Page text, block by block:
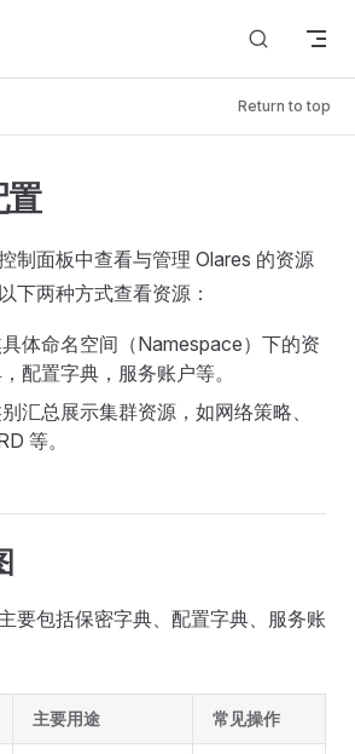
Return to top
置
制面板中查看与管理 Olares 的资源
下两种方式查看资源：
具体命名空间（Namespace）下的资
配置字典，服务账户等。
别汇总展示集群资源，如网络策略、
等。
要包括保密字典、配置字典、服务账
主要用途 常见操作